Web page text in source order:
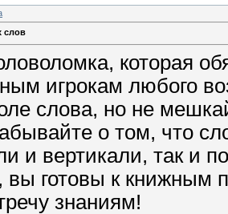
слов
которая
игрокам любого
слова, но не
о том, что
и вертикали, так и
вы готовы к книжным
знаниям!